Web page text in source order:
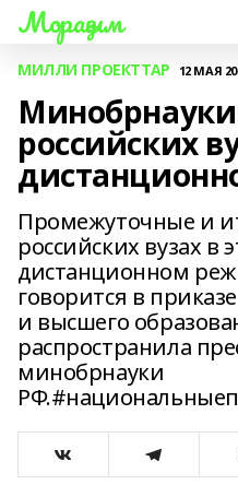
Мораҙым
МИЛЛИ ПРОЕКТТАР 12 МАЯ
российских
Промежуточные и
российских вузах в
дистанционном
говорится в
и высшего
распространила
минобрнауки